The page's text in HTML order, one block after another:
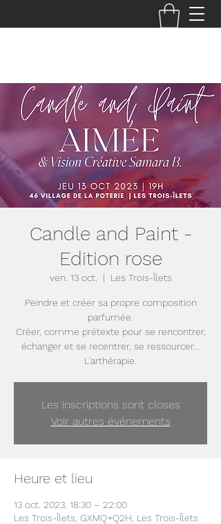
Candle and Paint -
Edition rose
ven. 13 oct.
  |
Les Trois-Îlets
Peindre et créer sa propre composition
parfumée.
Créer, comme prétexte pour se rencontrer,
échanger et se recentrer, se ressourcer...
Les inscriptions sont closes
Voir autres événements
Heure et lieu
13 oct. 2023, 18:30 – 22:00
Les Trois-Îlets, GXMQ+Q2H, Les Trois-Îlets